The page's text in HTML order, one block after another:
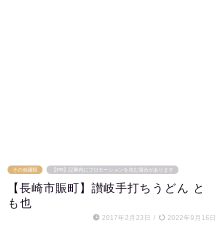
その他麺類 【PR】記事内にプロモーションを含む場合があります
【長崎市賑町】讃岐手打ちうどん と
も也
2017年2月23日 / 2022年9月16日